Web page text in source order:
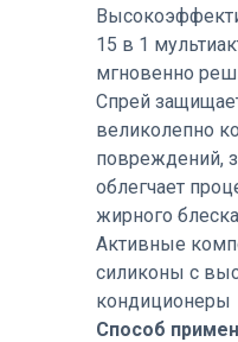
15 в 1
мгновенно
Спрей
великолепно
повреждений,
облегчает
жирного
Активные
силиконы с
кондиционеры
Способ